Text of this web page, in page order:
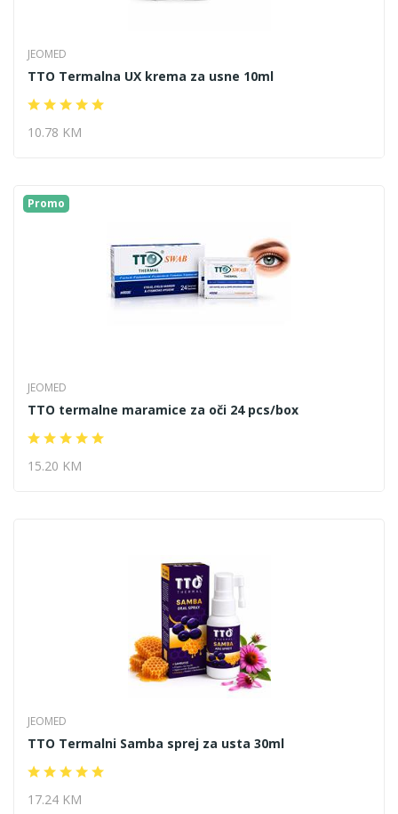
JEOMED
TTO Termalna UX krema za usne 10ml
10.78 KM
Promo
JEOMED
TTO termalne maramice za oči 24 pcs/box
15.20 KM
JEOMED
TTO Termalni Samba sprej za usta 30ml
17.24 KM